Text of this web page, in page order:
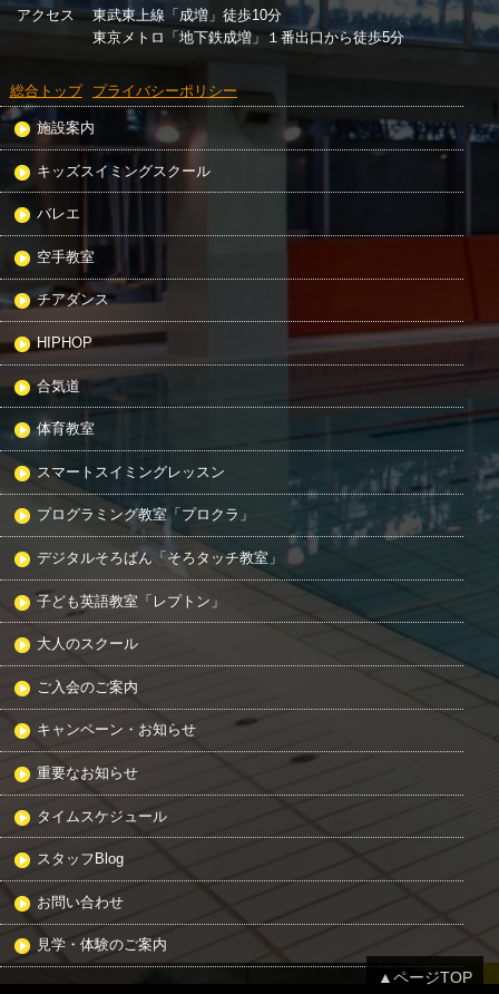
▲ページTOP
アクセス
東武東上線「成増」徒歩10分
東京メトロ「地下鉄成増」１番出口から徒歩5分
総合トップ プライバシーポリシー
施設案内
キッズスイミングスクール
バレエ
空手教室
チアダンス
HIPHOP
合気道
体育教室
スマートスイミングレッスン
プログラミング教室「プロクラ」
デジタルそろばん「そろタッチ教室」
子ども英語教室「レプトン」
大人のスクール
ご入会のご案内
キャンペーン・お知らせ
重要なお知らせ
タイムスケジュール
スタッフBlog
お問い合わせ
見学・体験のご案内